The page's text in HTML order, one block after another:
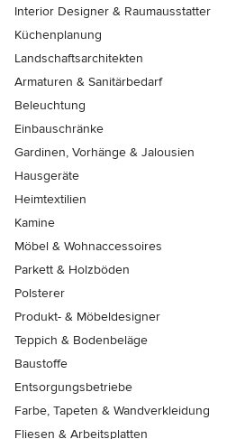
Interior Designer & Raumausstatter
Küchenplanung
Landschaftsarchitekten
Armaturen & Sanitärbedarf
Beleuchtung
Einbauschränke
Gardinen, Vorhänge & Jalousien
Hausgeräte
Heimtextilien
Kamine
Möbel & Wohnaccessoires
Parkett & Holzböden
Polsterer
Produkt- & Möbeldesigner
Teppich & Bodenbeläge
Baustoffe
Entsorgungsbetriebe
Farbe, Tapeten & Wandverkleidung
Fliesen & Arbeitsplatten